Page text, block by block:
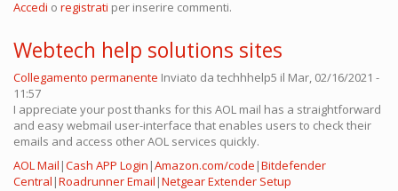
Accedi o registrati per inserire commenti.
Webtech help solutions sites
Collegamento permanente Inviato da techhhelp5 il Mar, 02/16/2021 -
11:57
I appreciate your post thanks for this AOL mail has a straightforward
and easy webmail user-interface that enables users to check their
emails and access other AOL services quickly.
AOL Mail |Cash APP Login |Amazon.com/code |Bitdefender
Central |Roadrunner Email |Netgear Extender Setup